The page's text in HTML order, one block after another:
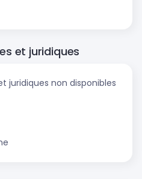
et juridiques
juridiques non disponibles